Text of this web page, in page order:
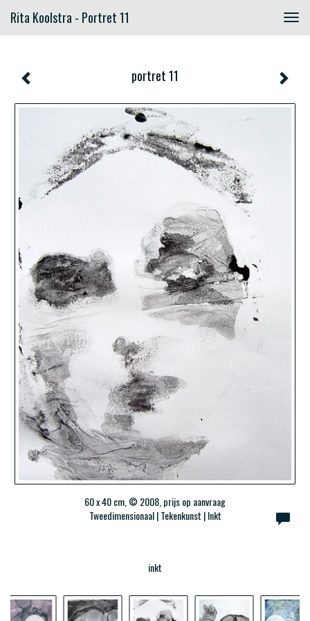
Rita Koolstra - Portret 11
portret 11
60 x 40 cm, © 2008, prijs op aanvraag
Tweedimensionaal | Tekenkunst | Inkt
inkt